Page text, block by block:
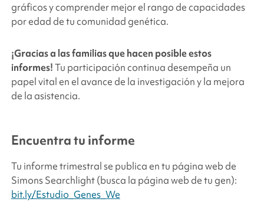
gráficos y comprender mejor el rango de capacidades
por edad de tu comunidad genética.
¡Gracias a las familias que hacen posible estos
informes!Tu participación continua desempeña un
papel vital en el avance de la investigación y la mejora
de la asistencia.
Encuentra tu informe
Tu informe trimestral se publica en tu página web de
Simons Searchlight(busca la página web de tu gen):
bit.ly/Estudio_Genes_We